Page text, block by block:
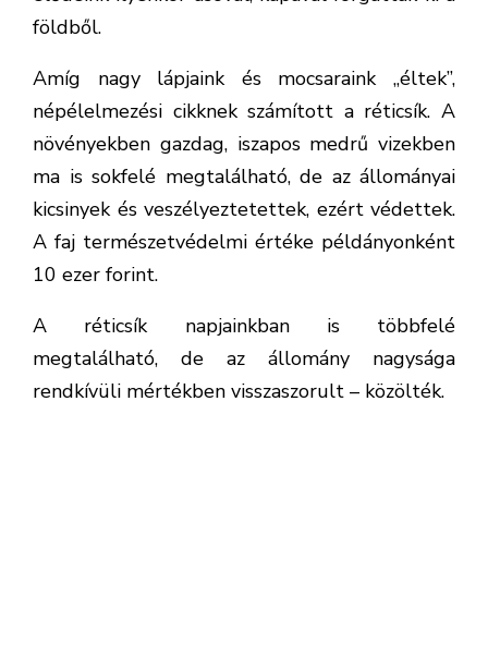
kicsinyek és veszélyeztetettek, ezért védettek.
10 ezer forint.
A réticsík napjainkban is többfelé
megtalálható, de az állomány nagysága
rendkívüli mértékben visszaszorult – közölték.